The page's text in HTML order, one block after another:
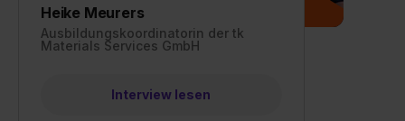
Heike Meurers
Ausbildungskoordinatorin der tk
Materials Services GmbH
Interview lesen